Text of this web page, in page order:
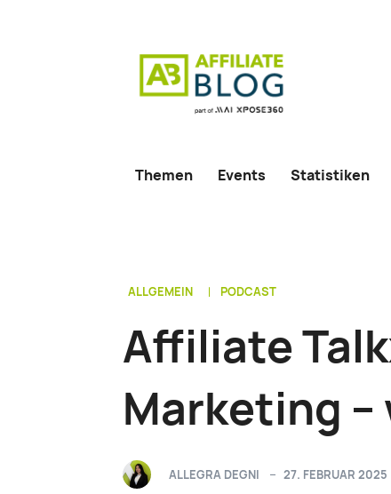
Themen Events Statistiken
ALLGEMEIN PODCAST
Affiliate
Marketing
ALLEGRA DEGNI 27. FEBRUAR 2025